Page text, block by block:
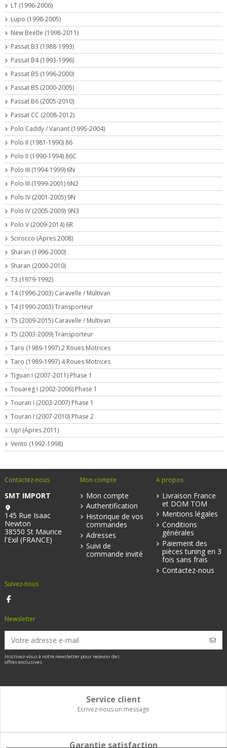
LT (1996-2006)
Lupo (1998-2005)
New Beetle (1998-2011)
Passat B3 (1988-1993)
Passat B4 (1993-1996)
Passat B5 (1996-2000)
Passat B5 (2000-2005)
Passat B6 (2005-2010)
Passat CC (2008-2012)
Polo Caddy / Variant (1995-2004)
Polo II (1981-1990) 86
Polo II (1990-1994) 86C
Polo III (1994-1999) 6N
Polo III (1999-2001) 6N2
Polo IV (2001-2005) 9N
Polo IV (2005-2009) 9N3
Polo V (2009-2014) 6R
Scirocco (Apres 2008)
Sharan (1996-2000)
Sharan (2000-2010)
T3 (1979-1992)
T4 (1996-2003) Caravelle / Multivan
T4 (1990-2003) Transporteur
T5 (2009-2015) Caravelle / Multivan
T5 (2003-2009) Transporteur
Taro (1989-1997) 2 Roues Motrices
Taro (1989-1997) 4 Roues Motrices
Tiguan I (2007-2011) Phase 1
Touareg I (2002-2006) Phase 1
Touran I (2003-2007) Phase 1
Touran I (2007-2010) Phase 2
Up! (Apres 2011)
Vento (1992-1998)
Contactez-nous
SMT IMPORT
145 Rue Isaac
Newton
38550 St Maurice
l'Exil (FRANCE)
Mon compte
Mon compte
Authentification
Historique de vos
commandes
Adresses
Suivi de
commande invité
A propos
Livraison France
et DOM TOM
Mentions légales
Conditions
générales
Paiement des
pièces tuning en 3
fois sans frais
Contactez-nous
Suivez-nous
Newsletter
Inscrivez-vous à notre newsletter pour recevoir des
offres exclusives.
Service client
Ecrivez-nous un message
Garantie satisfaction